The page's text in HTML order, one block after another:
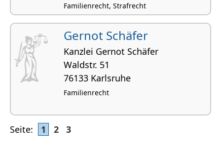
Familienrecht, Strafrecht
Gernot Schäfer
Kanzlei Gernot Schäfer
Waldstr. 51
76133 Karlsruhe
Familienrecht
Seite: 1 2 3